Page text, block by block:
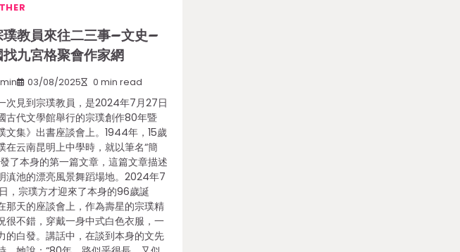
璞教員來往二三事–文史–
九宮格聚會作家網
03/08/2025 0 min read
次見到宗璞教員，是2024年7月27日
古代文學館舉行的宗璞創作80年暨
文集》出書座談會上。1944年，15歲
在云南昆明上中學時，就以筆名“簡
了本身的第一篇文章，這篇文章描述
滇池的漂亮風景舞蹈場地。2024年7
，宗璞方才迎來了本身的96歲誕
那天的座談會上，作為壽星的宗璞精
很不錯，穿戴一身中式白色衣服，一
的白發。講話中，在談到本身的文先